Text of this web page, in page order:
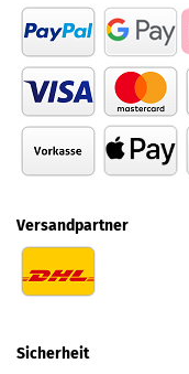
Versandpartner
Sicherheit